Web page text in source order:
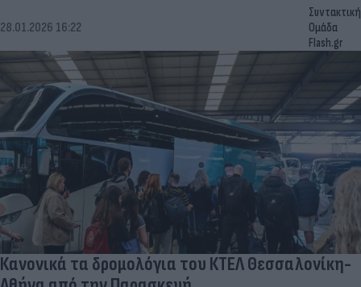
28.01.2026 16:22
Συντακτική
Ομάδα
Flash.gr
Κανονικά τα δρομολόγια του ΚΤΕΛ Θεσσαλονίκη-